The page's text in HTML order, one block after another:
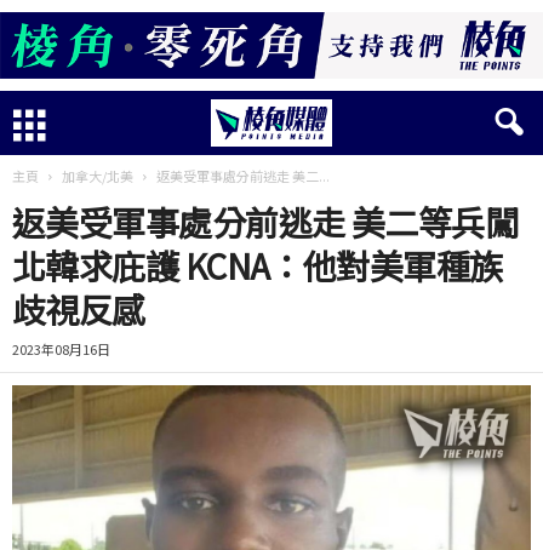
主頁 加拿大/北美 返美受軍事處分前逃走 美二...
返美受軍事處分前逃走 美二等兵闖
北韓求庇護 KCNA：他對美軍種族
歧視反感
2023年08月16日